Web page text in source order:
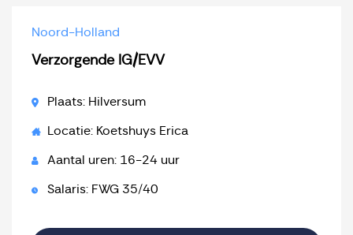
Noord-Holland
Verzorgende IG/EVV
Plaats: Hilversum
Locatie: Koetshuys Erica
Aantal uren: 16-24 uur
Salaris: FWG 35/40